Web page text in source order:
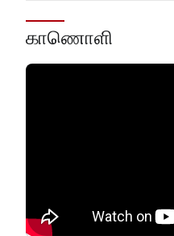
காணொளி